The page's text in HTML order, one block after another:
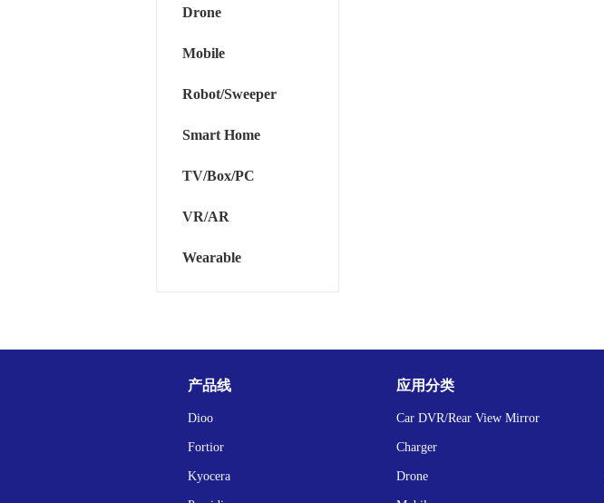
Drone
Mobile
Robot/Sweeper
Smart Home
TV/Box/PC
VR/AR
Wearable
产品线
Dioo
Fortior
Kyocera
应用分类
Car DVR/Rear View Mirror
Charger
Drone